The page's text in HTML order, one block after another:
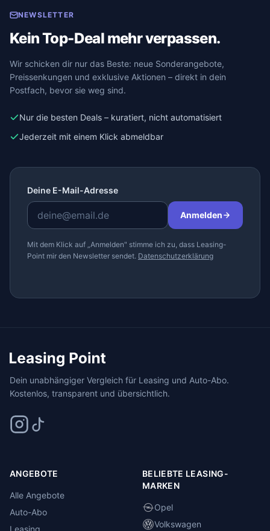
NEWSLETTER
Kein Top-Deal mehr verpassen.
Wir schicken dir nur das Beste: neue Sonderangebote,
Preissenkungen und exklusive Aktionen – direkt in dein
Postfach, bevor sie weg sind.
Nur die besten Deals – kuratiert, nicht automatisiert
Jederzeit mit einem Klick abmeldbar
Deine E-Mail-Adresse
Anmelden
Mit dem Klick auf „Anmelden" stimme ich zu, dass Leasing-
Point mir den Newsletter sendet. Datenschutzerklärung
Dein unabhängiger Vergleich für Leasing und Auto-Abo.
Kostenlos, transparent und übersichtlich.
ANGEBOTE
Alle Angebote
Auto-Abo
Leasing
BELIEBTE LEASING-
MARKEN
Opel
Volkswagen